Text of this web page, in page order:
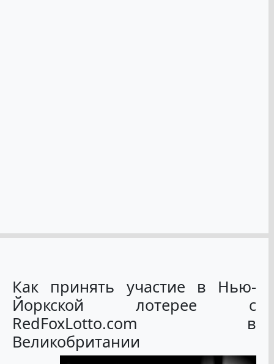
Как принять участие в Нью-
Йоркской лотерее с
RedFoxLotto.com в
Великобритании